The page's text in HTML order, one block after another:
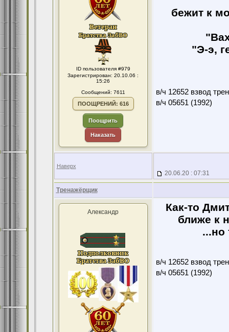
ID пользователя #979
Зарегистрирован: 20.10.06 :
15:26
Сообщений: 7611
ПООЩРЕНИЙ: 616
Поощрить
Наказать
бежит к
"Э-э,
в/ч 12652 взвод
в/ч 05651 (1992)
Наверх
20.06.20 : 07:31
Тренажёрщик
Александр
Как-то
ближе к
...но
в/ч 12652 взвод
в/ч 05651 (1992)